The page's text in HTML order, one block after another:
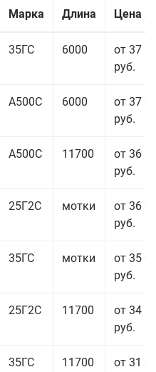
Марка Длина Цена за
35ГС 6000
от 37
руб.
А500С 6000
от 37
руб.
А500С 11700
от 36
руб.
25Г2С мотки
от 36
руб.
35ГС мотки
от 35
руб.
25Г2С 11700
от 34
руб.
35ГС 11700
от 31